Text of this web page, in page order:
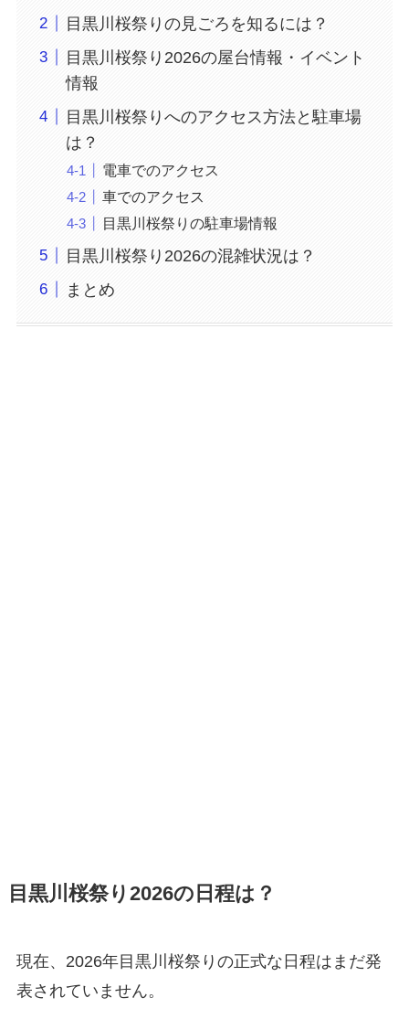
目黒川桜祭りの見ごろを知るには？
目黒川桜祭り2026の屋台情報・イベント
情報
目黒川桜祭りへのアクセス方法と駐車場
は？
電車でのアクセス
車でのアクセス
目黒川桜祭りの駐車場情報
目黒川桜祭り2026の混雑状況は？
まとめ
目黒川桜祭り2026の日程は？
現在、2026年目黒川桜祭りの正式な日程はまだ発
表されていません。